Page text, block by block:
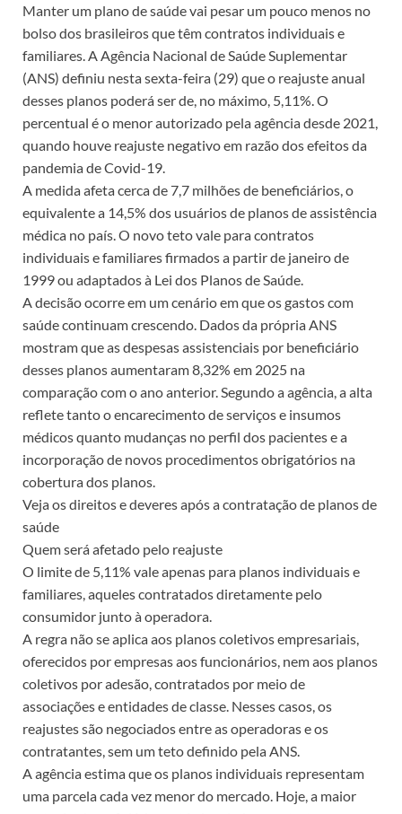
Manter um plano de saúde vai pesar um pouco menos no
bolso dos brasileiros que têm contratos individuais e
familiares. A Agência Nacional de Saúde Suplementar
(ANS) definiu nesta sexta-feira (29) que o reajuste anual
desses planos poderá ser de, no máximo, 5,11%. O
percentual é o menor autorizado pela agência desde 2021,
quando houve reajuste negativo em razão dos efeitos da
pandemia de Covid-19.
A medida afeta cerca de 7,7 milhões de beneficiários, o
equivalente a 14,5% dos usuários de planos de assistência
médica no país. O novo teto vale para contratos
individuais e familiares firmados a partir de janeiro de
1999 ou adaptados à Lei dos Planos de Saúde.
A decisão ocorre em um cenário em que os gastos com
saúde continuam crescendo. Dados da própria ANS
mostram que as despesas assistenciais por beneficiário
desses planos aumentaram 8,32% em 2025 na
comparação com o ano anterior. Segundo a agência, a alta
reflete tanto o encarecimento de serviços e insumos
médicos quanto mudanças no perfil dos pacientes e a
incorporação de novos procedimentos obrigatórios na
cobertura dos planos.
Veja os direitos e deveres após a contratação de planos de
saúde
Quem será afetado pelo reajuste
O limite de 5,11% vale apenas para planos individuais e
familiares, aqueles contratados diretamente pelo
consumidor junto à operadora.
A regra não se aplica aos planos coletivos empresariais,
oferecidos por empresas aos funcionários, nem aos planos
coletivos por adesão, contratados por meio de
associações e entidades de classe. Nesses casos, os
reajustes são negociados entre as operadoras e os
contratantes, sem um teto definido pela ANS.
A agência estima que os planos individuais representam
uma parcela cada vez menor do mercado. Hoje, a maior